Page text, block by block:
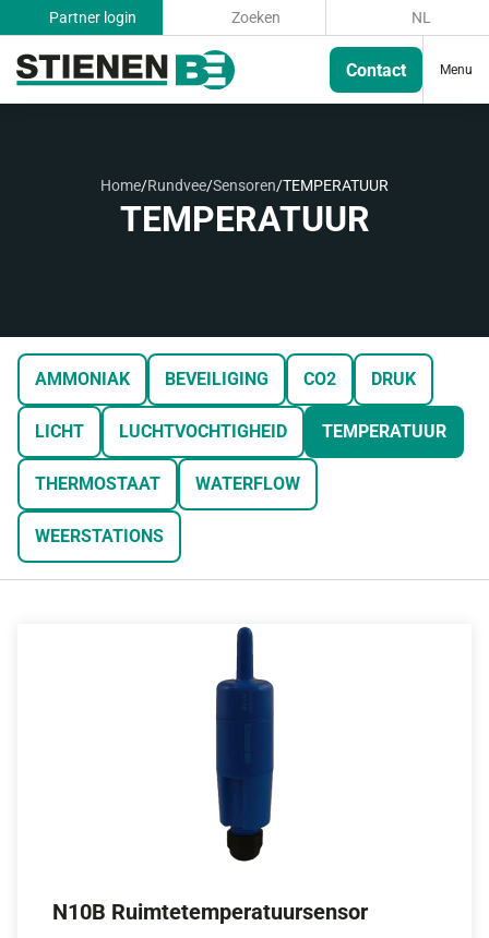
Partner login Zoeken NL
Contact Menu
Home/Rundvee/Sensoren/TEMPERATUUR
TEMPERATUUR
AMMONIAK BEVEILIGING CO2 DRUK
LICHT LUCHTVOCHTIGHEID TEMPERATUUR
THERMOSTAAT WATERFLOW
WEERSTATIONS
N10B Ruimtetemperatuursensor